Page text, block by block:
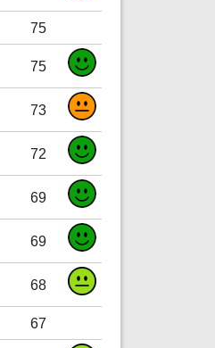
75
75
73
72
69
69
68
67